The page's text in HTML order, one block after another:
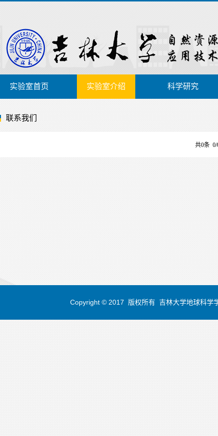
实验室首页 实验室介绍 科学研究
联系我们
共0条
Copyright © 2017 版权所有 吉林大学地球科